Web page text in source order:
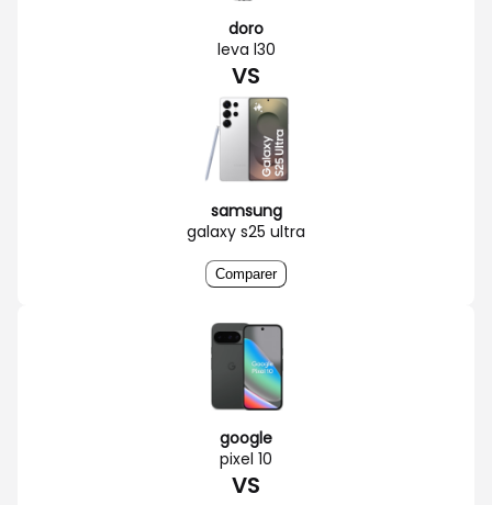
doro
leva l30
VS
samsung
galaxy s25 ultra
Comparer
google
pixel 10
VS